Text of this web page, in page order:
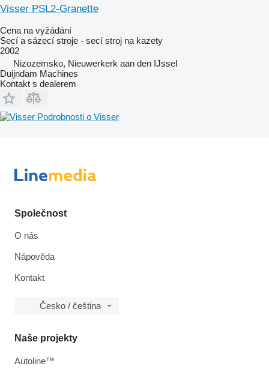
Visser PSL2-Granette
Cena na vyžádání
Secí a sázecí stroje - secí stroj na kazety
2002
Nizozemsko, Nieuwerkerk aan den IJssel
Duijndam Machines
Kontakt s dealerem
Podrobnosti o Visser
Společnost
O nás
Nápověda
Kontakt
Česko / čeština
Naše projekty
Autoline™